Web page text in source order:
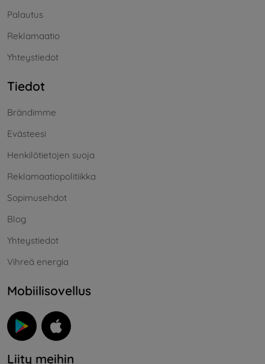
Palautus
Reklamaatio
Yhteystiedot
Tiedot
Brändimme
Evästeesi
Henkilötietojen suoja
Reklamaatiopolitiikka
Sopimusehdot
Blog
Yhteystiedot
Vihreä energia
Mobiilisovellus
Liity meihin